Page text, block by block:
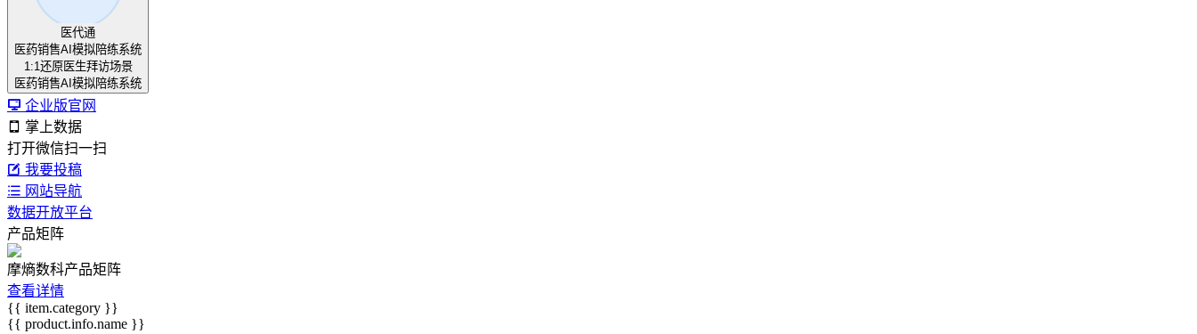
医代通
医药销售AI模拟陪练系统
1:1还原医生拜访场景
医药销售AI模拟陪练系统
企业版官网
掌上数据
打开微信扫一扫
我要投稿
网站导航
数据开放平台
产品矩阵
摩熵数科产品矩阵
查看详情
{{ item.category }}
{{ product.info.name }}